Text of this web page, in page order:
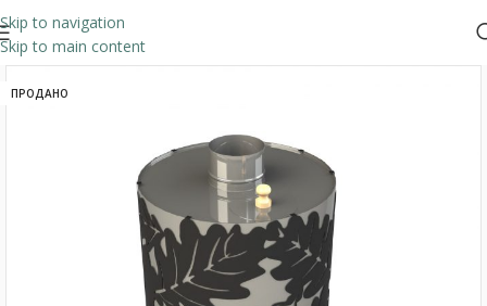
Skip to navigation
Skip to main content
ПРОДАНО